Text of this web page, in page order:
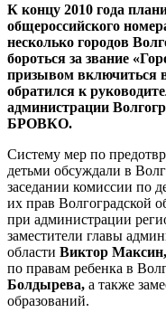
К концу 2010 года
общероссийского
несколько городов
бороться за звание
призывом включиться
обратился к
администрации
БРОВКО.
Систему мер по
детьми обсуждали в
заседании комиссии по
их прав Волгоградской
при администрации
заместители главы
области Виктор
по правам ребенка в
Болдырева, а также
образований.